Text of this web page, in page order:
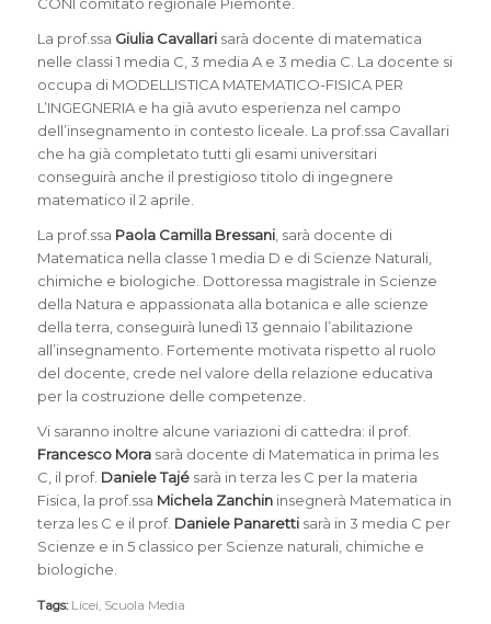
La prof.ssa Giulia Cavallarisarà docente di matematica
nelle classi 1 media C, 3 media A e 3 media C. La docente si
occupa di MODELLISTICA MATEMATICO-FISICA PER
L’INGEGNERIA e ha già avuto esperienza nel campo
dell’insegnamento in contesto liceale. La prof.ssa Cavallari
che ha già completato tutti gli esami universitari
conseguirà anche il prestigioso titolo di ingegnere
matematico il 2 aprile.
La prof.ssa Paola Camilla Bressani, sarà docente di
Matematica nella classe 1 media D e di Scienze Naturali,
chimiche e biologiche. Dottoressa magistrale in Scienze
della Natura e appassionata alla botanica e alle scienze
della terra, conseguirà lunedì 13 gennaio l’abilitazione
all’insegnamento. Fortemente motivata rispetto al ruolo
del docente, crede nel valore della relazione educativa
per la costruzione delle competenze.
Vi saranno inoltre alcune variazioni di cattedra: il prof.
Francesco Morasarà docente di Matematica in prima les
C, il prof. Daniele Tajésarà in terza les C per la materia
Fisica, la prof.ssa Michela Zanchininsegnerà Matematica in
terza les C e il prof. Daniele Panarettisarà in 3 media C per
Scienze e in 5 classico per Scienze naturali, chimiche e
biologiche.
Tags: Licei, Scuola Media